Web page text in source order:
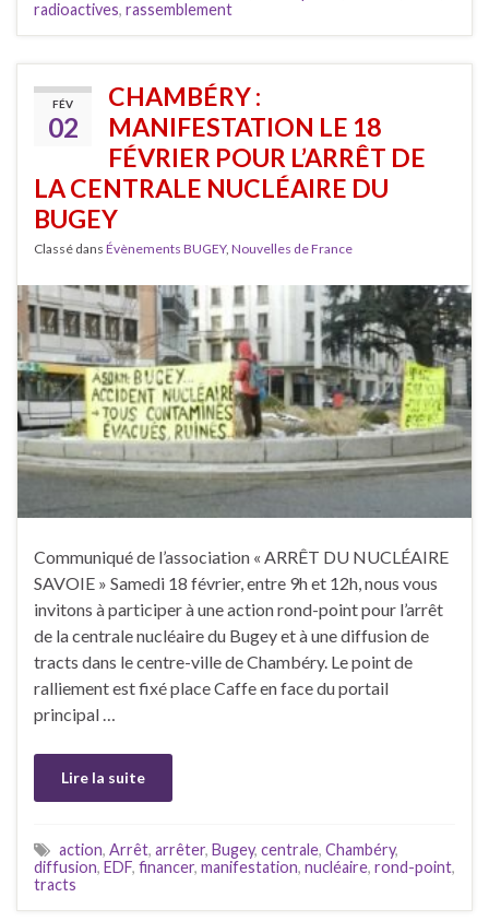
radioactives, rassemblement
FÉV
02
CHAMBÉRY :
MANIFESTATION LE 18
FÉVRIER POUR L’ARRÊT DE
LA CENTRALE NUCLÉAIRE DU
BUGEY
Classé dans Évènements BUGEY, Nouvelles de France
Communiqué de l’association « ARRÊT DU NUCLÉAIRE
SAVOIE » Samedi 18 février, entre 9h et 12h, nous vous
invitons à participer à une action rond-point pour l’arrêt
de la centrale nucléaire du Bugey et à une diffusion de
tracts dans le centre-ville de Chambéry. Le point de
ralliement est fixé place Caffe en face du portail
principal …
Lire la suite
action, Arrêt, arrêter, Bugey, centrale, Chambéry,
diffusion, EDF, financer, manifestation, nucléaire, rond-point,
tracts